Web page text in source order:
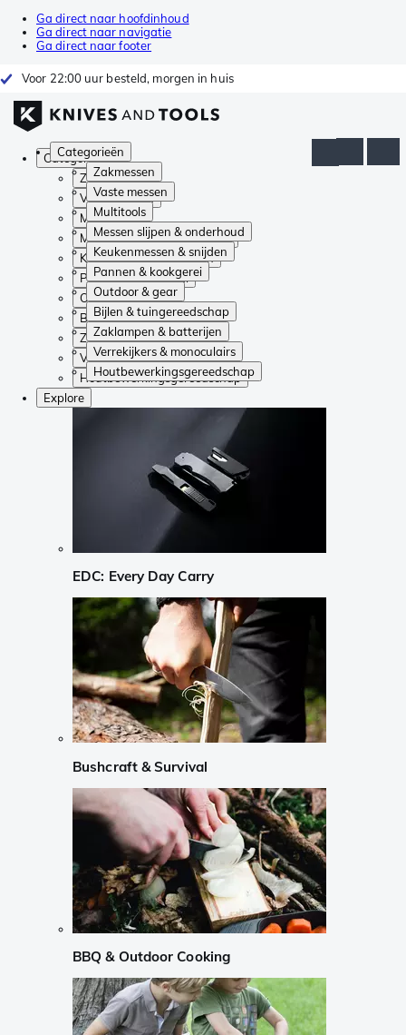
Ga direct naar hoofdinhoud
Ga direct naar navigatie
Ga direct naar footer
Voor 22:00 uur besteld, morgen in huis
Categorieën
Zakmessen
Vaste messen
Multitools
Messen slijpen & onderhoud
Keukenmessen & snijden
Pannen & kookgerei
Outdoor & gear
Bijlen & tuingereedschap
Zaklampen & batterijen
Verrekijkers & monoculairs
Houtbewerkingsgereedschap
Categorieën
Zakmessen
Vaste messen
Multitools
Messen slijpen & onderhoud
Keukenmessen & snijden
Pannen & kookgerei
Outdoor & gear
Bijlen & tuingereedschap
Zaklampen & batterijen
Verrekijkers & monoculairs
Houtbewerkingsgereedschap
Explore
EDC: Every Day Carry
Bushcraft & Survival
BBQ & Outdoor Cooking